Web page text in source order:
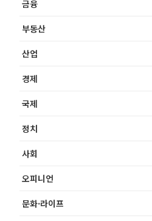
금융
부동산
산업
경제
국제
정치
사회
오피니언
문화·라이프